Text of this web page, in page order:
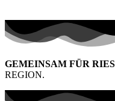
GEMEINSAM FÜR
REGION.